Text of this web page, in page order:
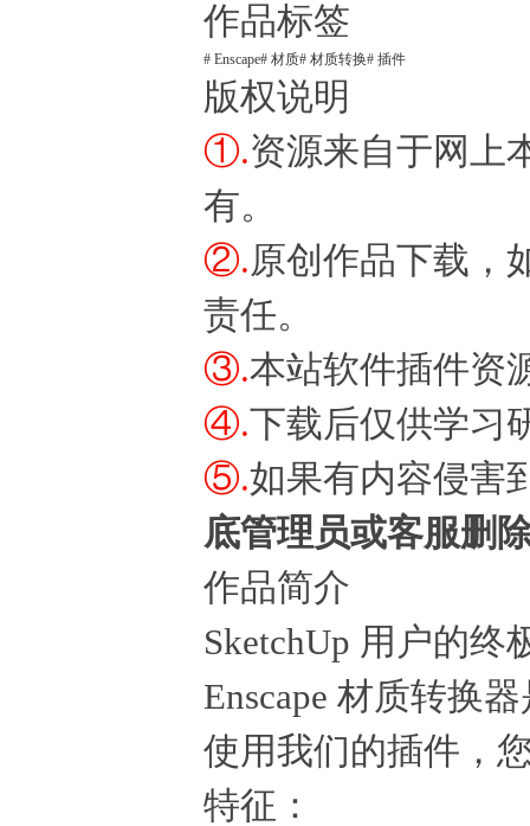
作品标签
# Enscape# 材质# 材质转换# 插件
版权说明
①.资源来自于网上
有。
②.原创作品下载，
责任。
③.本站软件插件资
④.下载后仅供学习
⑤.如果有内容侵害
底管理员或客服删
作品简介
SketchUp 用户的终
Enscape 材质转换
使用我们的插件，
特征：